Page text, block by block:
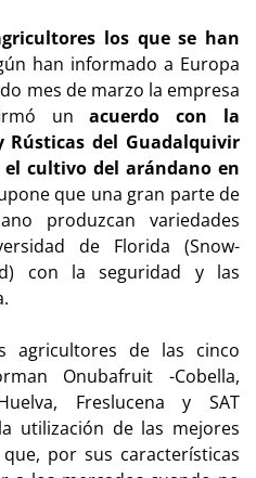
los que se han
han informado a Europa
mes de marzo la empresa
firmó unacuerdo con la
Rústicas del Guadalquivir
cultivo del arándano en
que una gran parte de
produzcan variedades
de Florida (Snow-
con la seguridad y las
agricultores de las cinco
Onubafruit -Cobella,
Freslucena y SAT
utilización de las mejores
por sus características